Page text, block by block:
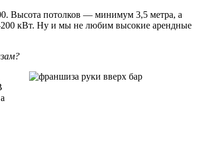
Высота потолков — минимум 3,5 метра, а
кВт. Ну и мы не любим высокие арендные